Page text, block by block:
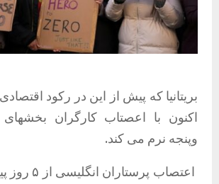
بریتانیا که پیش از این در رکود
اکنون با اعصتاب کارگران
وپنجه نرم می کند.
اعتصاب